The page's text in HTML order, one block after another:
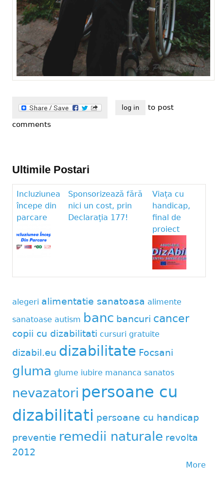
log in to post
comments
Ultimile Postari
Incluziunea
începe din
parcare
Sponsorizează fără
nici un cost, prin
Declarația 177!
Viața cu
handicap,
final de
proiect
alegeri alimentatie sanatoasa alimente
sanatoase autism banc bancuri cancer
copii cu dizabilitati cursuri gratuite
dizabil.eu dizabilitate Focsani
gluma glume iubire mananca sanatos
nevazatori persoane cu
dizabilitati persoane cu handicap
preventie remedii naturale revolta
2012
More